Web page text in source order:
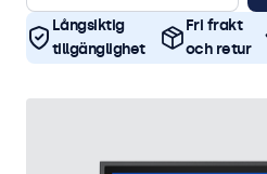
Långsiktig
tillgänglighet
Fri frakt
och retur